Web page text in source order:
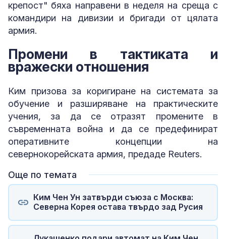
крепост" бяха направени в неделя на среща с
командири на дивизии и бригади от цялата
армия.
Промени в тактиката и
вражески отношения
Ким призова за коригиране на системата за
обучение и разширяване на практическите
учения, за да се отразят промените в
съвременната война и да се предефинират
оперативните концепции на
севернокорейската армия, предаде Reuters.
Още по темата
Ким Чен Ун затвърди съюза с Москва:
Северна Корея остава твърдо зад Русия